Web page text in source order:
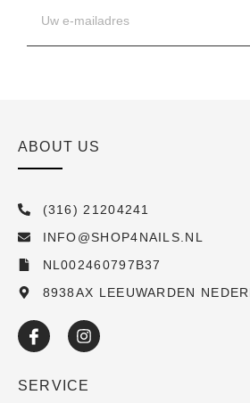
ABOUT US
(316) 21204241
INFO@SHOP4NAILS.NL
NL002460797B37
8938AX LEEUWARDEN
SERVICE